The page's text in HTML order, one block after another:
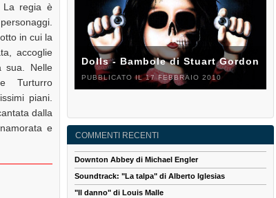
La regia è
in cui la
accoglie
sua. Nelle
Turturro
piani.
dalla
e
Dolls - Bambole di Stuart Gordon
PUBBLICATO IL 17 FEBBRAIO 2010
COMMENTI RECENTI
Downton Abbey di Michael Engler
Soundtrack: "La talpa" di Alberto Iglesias
"Il danno" di Louis Malle